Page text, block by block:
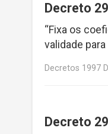
Decreto
“Fixa os
validade
Decretos 1997
Decreto